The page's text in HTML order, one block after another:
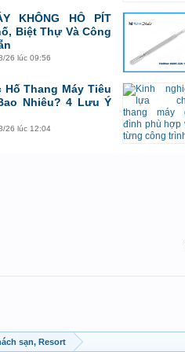
KHÔNG HỐ PÍT
Biệt Thự Và Công
26 lúc 09:56
Thang Máy Tiêu
Nhiêu? 4 Lưu Ý
26 lúc 12:04
sạn, Resort